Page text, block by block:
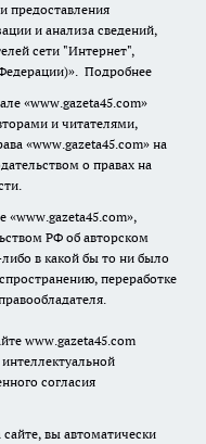
предоставления
и анализа сведений,
сети "Интернет",
Подробнее
«www.gazeta45.com»
и читателями,
«www.gazeta45.com» на
о правах на
РФ об авторском
в какой бы то ни было
переработке
www.gazeta45.com
согласия
вы автоматически